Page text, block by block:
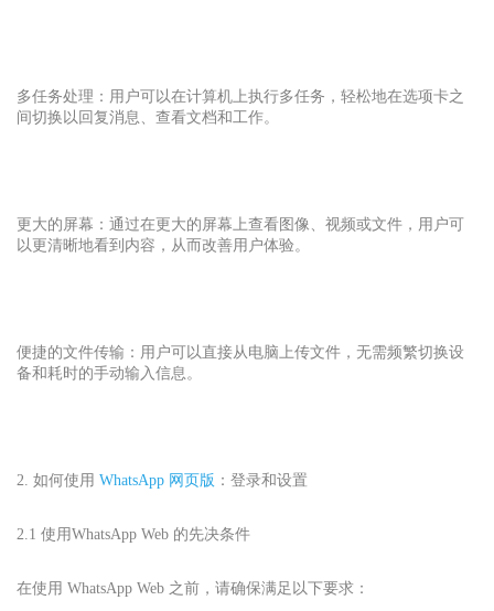
多任务处理：用户可以在计算机上执行多任务，轻松地在选项卡之
间切换以回复消息、查看文档和工作。
更大的屏幕：通过在更大的屏幕上查看图像、视频或文件，用户可
以更清晰地看到内容，从而改善用户体验。
便捷的文件传输：用户可以直接从电脑上传文件，无需频繁切换设
备和耗时的手动输入信息。
2. 如何使用 WhatsApp 网页版 ：登录和设置
2.1 使用WhatsApp Web 的先决条件
在使用 WhatsApp Web 之前，请确保满足以下要求：